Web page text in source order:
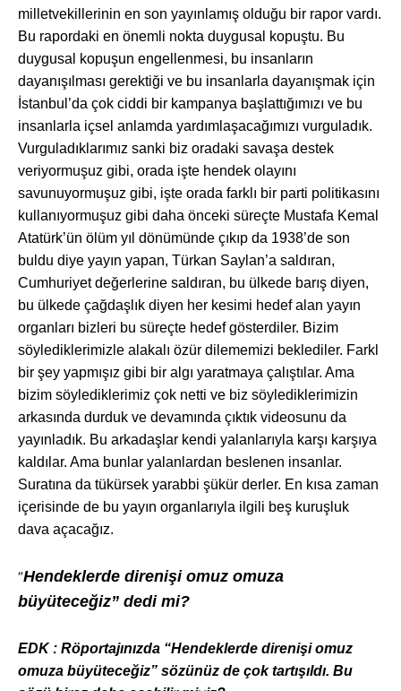
milletvekillerinin en son yayınlamış olduğu bir rapor vardı.
Bu rapordaki en önemli nokta duygusal kopuştu. Bu
duygusal kopuşun engellenmesi, bu insanların
dayanışılması gerektiği ve bu insanlarla dayanışmak için
İstanbul’da çok ciddi bir kampanya başlattığımızı ve bu
insanlarla içsel anlamda yardımlaşacağımızı vurguladık.
Vurguladıklarımız sanki biz oradaki savaşa destek
veriyormuşuz gibi, orada işte hendek olayını
savunuyormuşuz gibi, işte orada farklı bir parti politikasını
kullanıyormuşuz gibi daha önceki süreçte Mustafa Kemal
Atatürk’ün ölüm yıl dönümünde çıkıp da 1938’de son
buldu diye yayın yapan, Türkan Saylan’a saldıran,
Cumhuriyet değerlerine saldıran, bu ülkede barış diyen,
bu ülkede çağdaşlık diyen her kesimi hedef alan yayın
organları bizleri bu süreçte hedef gösterdiler. Bizim
söylediklerimizle alakalı özür dilememizi beklediler. Farkl
bir şey yapmışız gibi bir algı yaratmaya çalıştılar. Ama
bizim söylediklerimiz çok netti ve biz söylediklerimizin
arkasında durduk ve devamında çıktık videosunu da
yayınladık. Bu arkadaşlar kendi yalanlarıyla karşı karşıya
kaldılar. Ama bunlar yalanlardan beslenen insanlar.
Suratına da tükürsek yarabbi şükür derler. En kısa zaman
içerisinde de bu yayın organlarıyla ilgili beş kuruşluk
dava açacağız.
“Hendeklerde direnişi omuz omuza
büyüteceğiz” dedi mi?
EDK : Röportajınızda “Hendeklerde direnişi omuz
omuza büyüteceğiz” sözünüz de çok tartışıldı. Bu